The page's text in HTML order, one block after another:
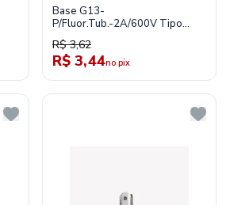
Base G13-
P/Fluor.Tub.-2A/600V Tipo
Soquete Pino Fixo Pr Mt1013
R$ 3,62
R$ 3,44no pix